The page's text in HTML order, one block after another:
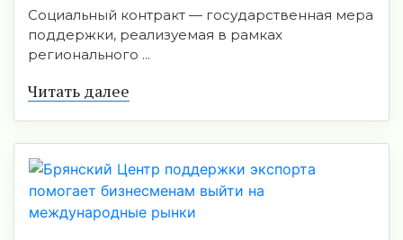
Социальный контракт — государственная мера
поддержки, реализуемая в рамках
регионального ...
Читать далее